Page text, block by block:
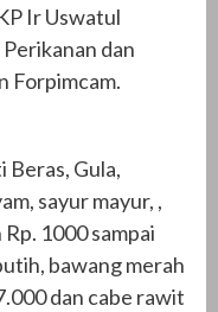
Ir Uswatul
dan
Forpimcam.
Beras, Gula,
sayur mayur, ,
1000 sampai
bawang merah
dan cabe rawit